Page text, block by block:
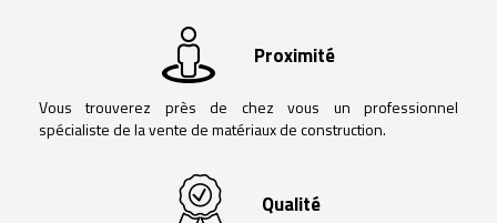
Proximité
Vous trouverez près de chez vous un professionnel
spécialiste de la vente de matériaux de construction.
Qualité